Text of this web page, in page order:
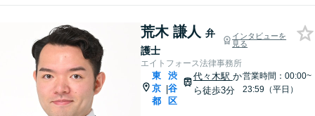
荒木 謙人 弁
護士
インタビューを
見る
エイトフォース法律事務所
東
京
都
|
渋
谷
区
代々木駅 か
ら徒歩3分
営業時間：00:00~
23:59（平日）